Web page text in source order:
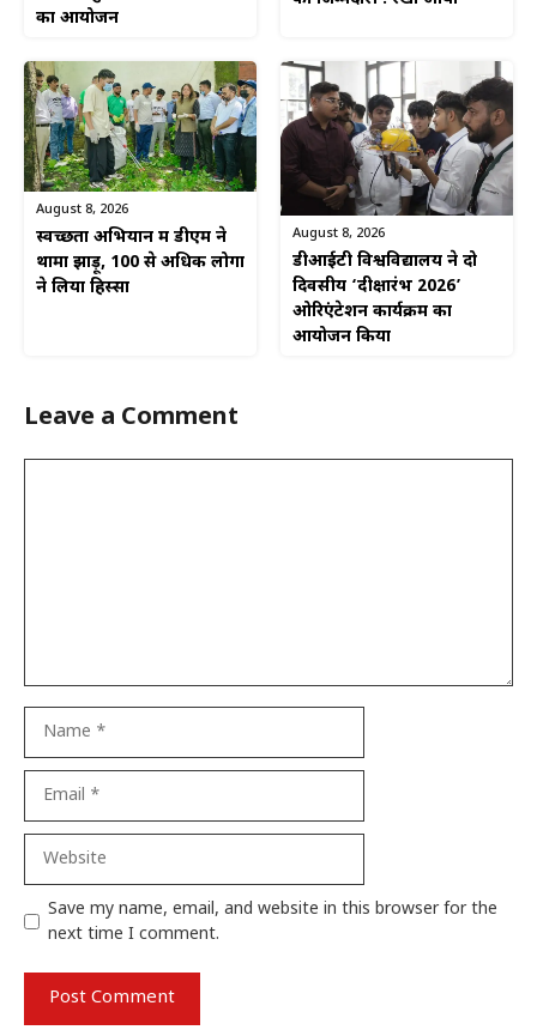
का आयोजन
August 8, 2026
स्वच्छता अभियान में डीएम ने
थामा झाड़ू, 100 से अधिक लोगों
ने लिया हिस्सा
August 8, 2026
डीआईटी विश्वविद्यालय ने दो
दिवसीय ‘दीक्षारंभ 2026’
ओरिएंटेशन कार्यक्रम का
आयोजन किया
Leave a Comment
Website
Save my name, email, and website in this browser for the
next time I comment.